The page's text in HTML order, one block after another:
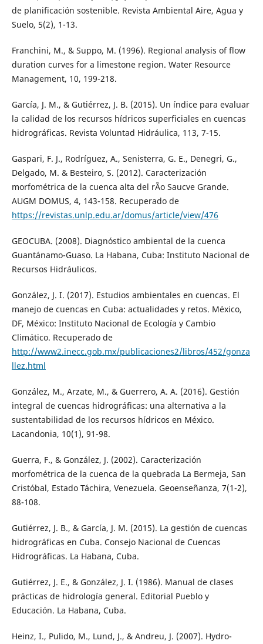
de planificación sostenible. Revista Ambiental Aire, Agua y
Suelo, 5(2), 1-13.
Franchini, M., & Suppo, M. (1996). Regional analysis of flow
duration curves for a limestone region. Water Resource
Management, 10, 199-218.
García, J. M., & Gutiérrez, J. B. (2015). Un índice para evaluar
la calidad de los recursos hídricos superficiales en cuencas
hidrográficas. Revista Voluntad Hidráulica, 113, 7-15.
Gaspari, F. J., Rodríguez, A., Senisterra, G. E., Denegri, G.,
Delgado, M. & Besteiro, S. (2012). Caracterización
morfométrica de la cuenca alta del rÃ­o Saucve Grande.
AUGM DOMUS, 4, 143-158. Recuperado de
https://revistas.unlp.edu.ar/domus/article/view/476
GEOCUBA. (2008). Diagnóstico ambiental de la cuenca
Guantánamo-Guaso. La Habana, Cuba: Instituto Nacional de
Recursos Hidráulicos.
González, J. I. (2017). Estudios ambientales en cuencas. El
manejo de cuencas en Cuba: actualidades y retos. México,
DF, México: Instituto Nacional de Ecología y Cambio
Climático. Recuperado de
http://www2.inecc.gob.mx/publicaciones2/libros/452/gonza
llez.html
González, M., Arzate, M., & Guerrero, A. A. (2016). Gestión
integral de cuencas hidrográficas: una alternativa a la
sustentabilidad de los recursos hídricos en México.
Lacandonia, 10(1), 91-98.
Guerra, F., & González, J. (2002). Caracterización
morfométrica de la cuenca de la quebrada La Bermeja, San
Cristóbal, Estado Táchira, Venezuela. Geoenseñanza, 7(1-2),
88-108.
Gutiérrez, J. B., & García, J. M. (2015). La gestión de cuencas
hidrográficas en Cuba. Consejo Nacional de Cuencas
Hidrográficas. La Habana, Cuba.
Gutiérrez, J. E., & González, J. I. (1986). Manual de clases
prácticas de hidrología general. Editorial Pueblo y
Educación. La Habana, Cuba.
Heinz, I., Pulido, M., Lund, J., & Andreu, J. (2007). Hydro-